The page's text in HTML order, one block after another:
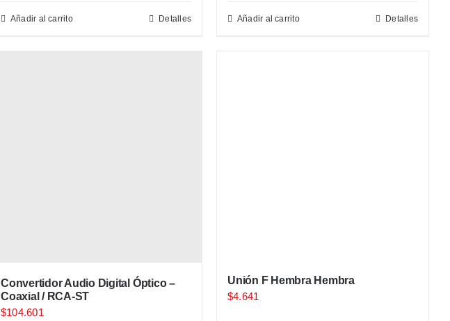
Añadir al carrito Detalles Añadir al carrito Detalles
Convertidor Audio Digital Óptico –
Coaxial / RCA-ST
$104.601
Unión F Hembra Hembra
$4.641